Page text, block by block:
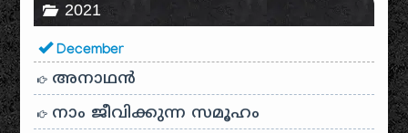
2021
December
അനാഥന്‍
നാം ജീവിക്കുന്ന സമൂഹം